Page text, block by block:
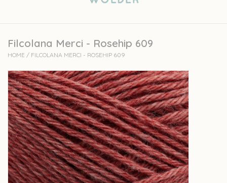
Accessoires
workshops
Cadeaubon
Solden
Over wolder
Filcolana Merci - Rosehip 609
HOME / FILCOLANA MERCI - ROSEHIP 609